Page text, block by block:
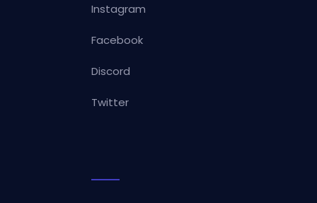
Instagram
Facebook
Discord
Twitter